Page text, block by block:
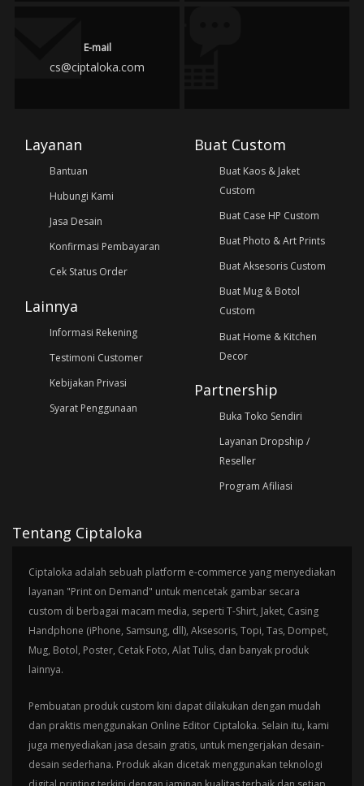
E-mail
cs@ciptaloka.com
Layanan
Bantuan
Hubungi Kami
Jasa Desain
Konfirmasi Pembayaran
Cek Status Order
Lainnya
Informasi Rekening
Testimoni Customer
Kebijakan Privasi
Syarat Penggunaan
Buat Custom
Buat Kaos & Jaket
Custom
Buat Case HP Custom
Buat Photo & Art Prints
Buat Aksesoris Custom
Buat Mug & Botol
Custom
Buat Home & Kitchen
Decor
Partnership
Buka Toko Sendiri
Layanan Dropship /
Reseller
Program Afiliasi
Tentang Ciptaloka
Ciptaloka adalah sebuah platform e-commerce yang menyediakan
layanan "Print on Demand" untuk mencetak gambar secara
custom di berbagai macam media, seperti T-Shirt, Jaket, Casing
Handphone (iPhone, Samsung, dll), Aksesoris, Topi, Tas, Dompet,
Mug, Botol, Poster, Cetak Foto, Alat Tulis, dan banyak produk
lainnya.
Pembuatan produk custom kini dapat dilakukan dengan mudah
dan praktis menggunakan Online Editor Ciptaloka. Selain itu, kami
juga menyediakan jasa desain gratis, untuk mengerjakan desain-
desain sederhana. Produk akan dicetak menggunakan teknologi